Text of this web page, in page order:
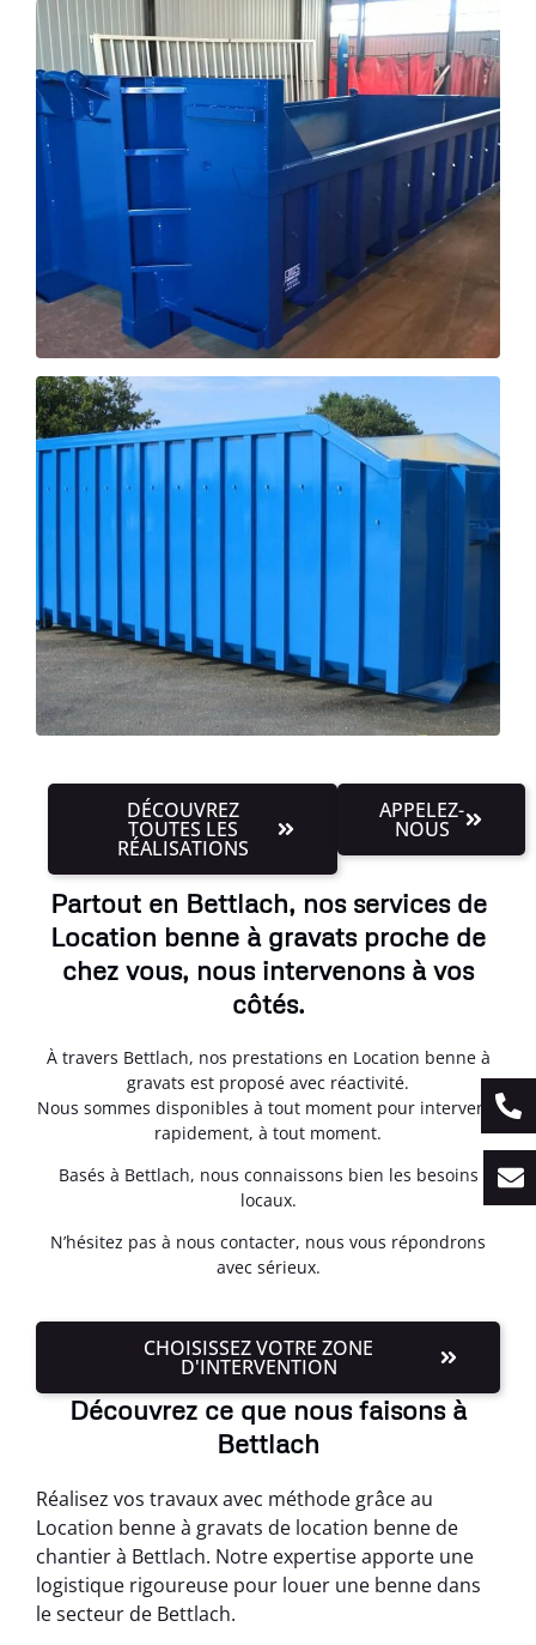
DÉCOUVREZ
TOUTES LES
RÉALISATIONS
APPELEZ-
NOUS
Partout en Bettlach, nos services de
Location benne à gravats proche de
chez vous, nous intervenons à vos
côtés.
À travers Bettlach, nos prestations en Location benne à
gravats est proposé avec réactivité.
Nous sommes disponibles à tout moment pour intervenir
rapidement, à tout moment.
Basés à Bettlach, nous connaissons bien les besoins
locaux.
N’hésitez pas à nous contacter, nous vous répondrons
avec sérieux.
CHOISISSEZ VOTRE ZONE
D'INTERVENTION
Découvrez ce que nous faisons à
Bettlach
Réalisez vos travaux avec méthode grâce au
Location benne à gravats de location benne de
chantier à Bettlach. Notre expertise apporte une
logistique rigoureuse pour louer une benne dans
le secteur de Bettlach.